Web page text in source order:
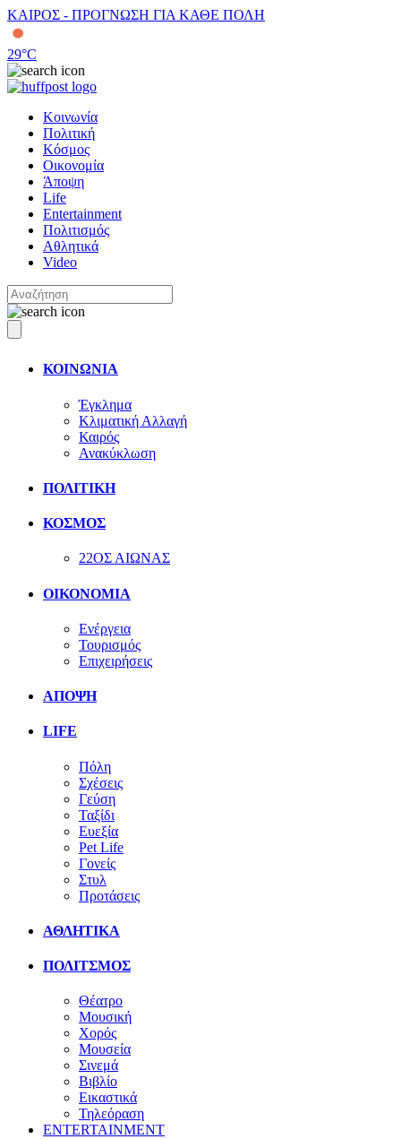
ΚΑΙΡΟΣ - ΠΡΟΓΝΩΣΗ ΓΙΑ ΚΑΘΕ ΠΟΛΗ
29°C
Κοινωνία
Πολιτική
Κόσμος
Οικονομία
Άποψη
Life
Entertainment
Πολιτισμός
Αθλητικά
Video
ΚΟΙΝΩΝΙΑ
Έγκλημα
Κλιματική Αλλαγή
Καιρός
Ανακύκλωση
ΠΟΛΙΤΙΚΗ
ΚΟΣΜΟΣ
22ΟΣ ΑΙΩΝΑΣ
ΟΙΚΟΝΟΜΙΑ
Ενέργεια
Τουρισμός
Επιχειρήσεις
ΑΠΟΨΗ
LIFE
Πόλη
Σχέσεις
Γεύση
Ταξίδι
Ευεξία
Pet Life
Γονείς
Στυλ
Προτάσεις
ΑΘΛΗΤΙΚΑ
ΠΟΛΙΤΣΜΟΣ
Θέατρο
Μουσική
Χορός
Μουσεία
Σινεμά
Βιβλίο
Εικαστικά
Τηλεόραση
ENTERTAINMENT